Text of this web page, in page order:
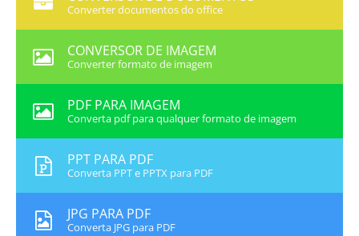
Converter documentos do office
CONVERSOR DE IMAGEM
Converter formato de imagem
PDF PARA IMAGEM
Converta pdf para qualquer formato de imagem
PPT PARA PDF
Converta PPT e PPTX para PDF
JPG PARA PDF
Converta JPG para PDF